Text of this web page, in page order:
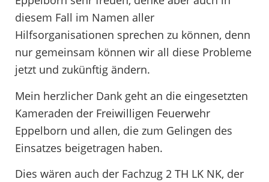
diesem Fall im Namen aller
Hilfsorganisationen sprechen zu können, denn
nur gemeinsam können wir all diese Probleme
jetzt und zukünftig ändern.
Mein herzlicher Dank geht an die eingesetzten
Kameraden der Freiwilligen Feuerwehr
Eppelborn und allen, die zum Gelingen des
Einsatzes beigetragen haben.
Dies wären auch der Fachzug 2 TH LK NK, der